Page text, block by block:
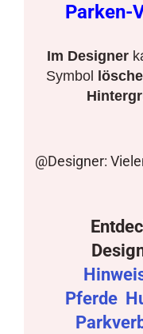
Parken-
Im Designer
Symbol
@Designer:
Pferde